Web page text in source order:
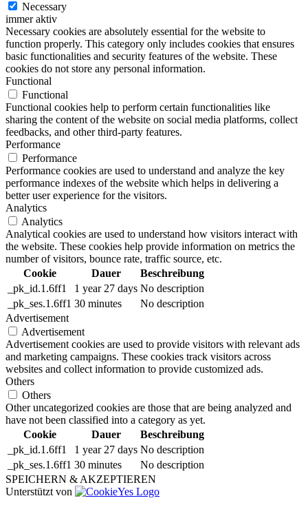
Necessary
immer aktiv
Necessary cookies are absolutely essential for the website to
function properly. This category only includes cookies that ensures
basic functionalities and security features of the website. These
cookies do not store any personal information.
Functional
Functional
Functional cookies help to perform certain functionalities like
sharing the content of the website on social media platforms, collect
feedbacks, and other third-party features.
Performance
Performance
Performance cookies are used to understand and analyze the key
performance indexes of the website which helps in delivering a
better user experience for the visitors.
Analytics
Analytics
Analytical cookies are used to understand how visitors interact with
the website. These cookies help provide information on metrics the
number of visitors, bounce rate, traffic source, etc.
Cookie
Dauer
Beschreibung
_pk_id.1.6ff1
1 year 27 days No description
_pk_ses.1.6ff1 30 minutes
No description
Advertisement
Advertisement
Advertisement cookies are used to provide visitors with relevant ads
and marketing campaigns. These cookies track visitors across
websites and collect information to provide customized ads.
Others
Others
Other uncategorized cookies are those that are being analyzed and
have not been classified into a category as yet.
Cookie
Dauer
Beschreibung
_pk_id.1.6ff1
1 year 27 days No description
_pk_ses.1.6ff1 30 minutes
No description
SPEICHERN & AKZEPTIEREN
Unterstützt von